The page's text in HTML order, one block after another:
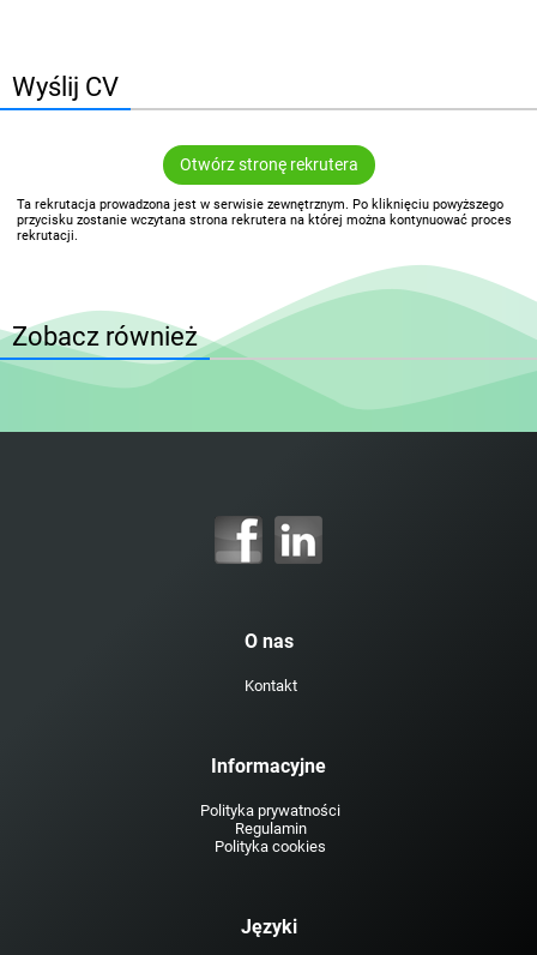
Wyślij CV
Otwórz stronę rekrutera
Ta rekrutacja prowadzona jest w serwisie zewnętrznym. Po kliknięciu powyższego
przycisku zostanie wczytana strona rekrutera na której można kontynuować proces
rekrutacji.
Zobacz również
O nas
Kontakt
Informacyjne
Polityka prywatności
Regulamin
Polityka cookies
Języki